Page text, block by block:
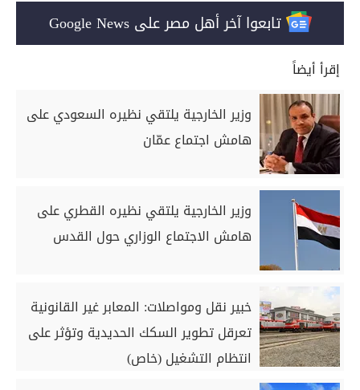
تابعوا آخر أهل مصر على Google News
إقرأ أيضاً
وزير الخارجية يلتقي نظيره السعودي على
هامش اجتماع عمّان
وزير الخارجية يلتقي نظيره القطري على
هامش الاجتماع الوزاري حول القدس
خبير نقل ومواصلات: المعابر غير القانونية
تعرقل تطوير السكك الحديدية وتؤثر على
انتظام التشغيل (خاص)